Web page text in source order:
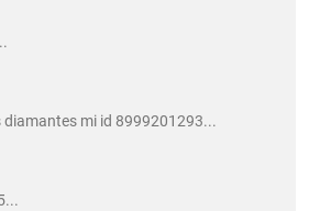
diamantes mi id 8999201293...